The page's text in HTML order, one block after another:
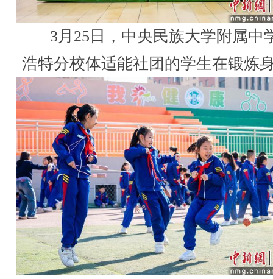
3月25日，中央民族大学附属中
浩特分校体适能社团的学生在锻炼